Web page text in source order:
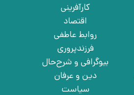
کارآفرینی
اقتصاد
روابط عاطفی
فرزندپروری
بیوگرافی و شرح‌حال
دین و عرفان
سیاست